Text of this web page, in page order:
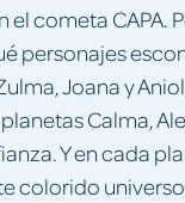
cometa CAPA.
personajes
Joana y
Calma,
Y en cada
colorido